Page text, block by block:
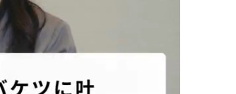
「90%は失敗する。でも…」本